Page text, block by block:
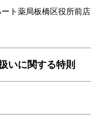
ト薬局板橋区役所前店
いに関する特則